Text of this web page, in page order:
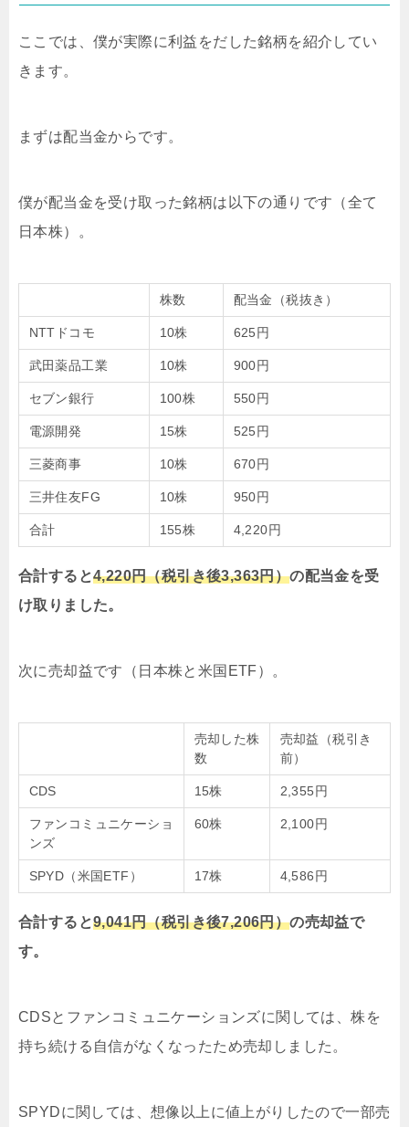
ここでは、僕が実際に利益をだした銘柄を紹介してい
きます。
まずは配当金からです。
僕が配当金を受け取った銘柄は以下の通りです（全て
日本株）。
株数 配当金（税抜き）
NTTドコモ 10株 625円
武田薬品工業 10株 900円
セブン銀行 100株 550円
電源開発 15株 525円
三菱商事 10株 670円
三井住友FG 10株 950円
合計 155株 4,220円
合計すると4,220円（税引き後3,363円）の配当金を受
け取りました。
次に売却益です（日本株と米国ETF）。
売却した株
数
売却益（税引き
前）
CDS 15株 2,355円
ファンコミュニケーショ
ンズ
60株 2,100円
SPYD（米国ETF） 17株 4,586円
合計すると9,041円（税引き後7,206円）の売却益で
す。
CDSとファンコミュニケーションズに関しては、株を
持ち続ける自信がなくなったため売却しました。
SPYDに関しては、想像以上に値上がりしたので一部売